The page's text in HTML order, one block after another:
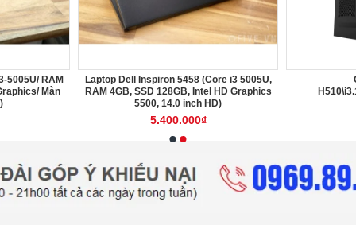
Plus Màn hình samsung 24f350
1.450.000₫
MSI GTX